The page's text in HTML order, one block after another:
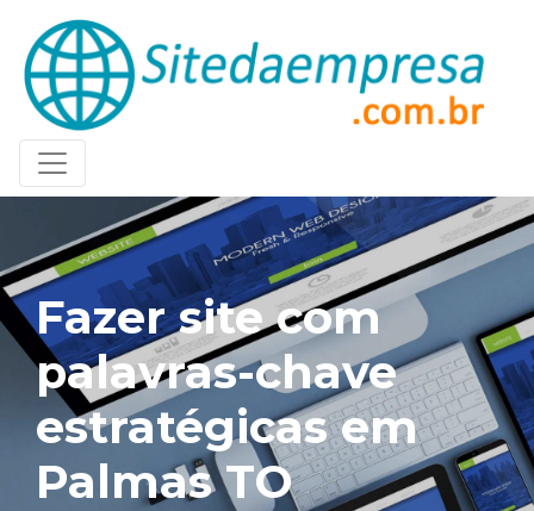
Fazer site com
palavras-chave
estratégicas em
Palmas TO